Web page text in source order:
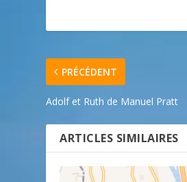
PRÉCÉDENT
Adolf et Ruth de Manuel Pratt
ARTICLES SIMILAIRES